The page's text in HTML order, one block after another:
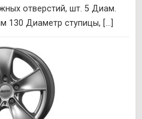
отверстий, шт. 5 Диам.
130 Диаметр ступицы, [...]